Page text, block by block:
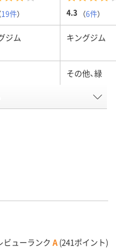
19件） 4.3 （6件）
ジム キングジム
その他、緑
ビューランク A (241ポイント)